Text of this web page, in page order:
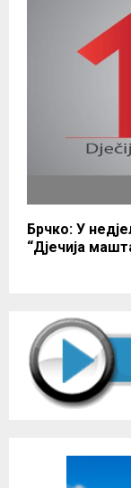
Брчко: У
“Дјечија